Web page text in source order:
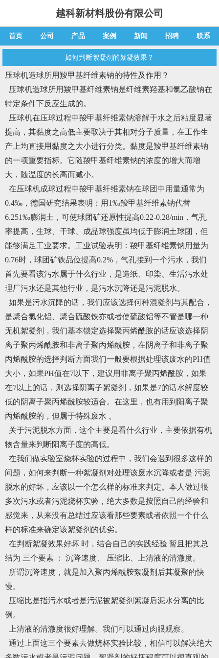
越科新材料股份有限公司
首页 公司 产品 案例 新闻 招聘 联系
如何判断絮凝剂的絮凝效果？
压球机造球所用羧甲基纤维素钠的特性及作用？
压球机造球所用羧甲基纤维素钠是纤维素羟基和氯乙酸钠在
特定条件下反应生成的。
压球机在压球过程中羧甲基纤维素钠溶解于水之后粘度显著
提高，其黏度之高低主要取决于其相对分子质量，在工作生
产上均直接用黏度之大小进行分类。黏度是羧甲基纤维素钠
的一项重要指标。它随羧甲基纤维素钠的浓度的增大而增
大，随温度的长高而减小。
在压球机成球过程中羧甲基纤维素钠在球团中用量通常为
0.4‰，德国研究结果表明：用1‰羧甲基纤维素钠代替
6.251‰膨润土，可使球团矿还原性提高0.22-0.28/min，气孔
率提高，生球、干球、成品球强度虽均低于膨润土球团，但
能够满足工业要求。工业试验表明：羧甲基纤维素钠用量为
0.76时，球团矿铁品位提高0.2%，气孔接到一个污水，我们
首先要看该污水属于什么行业，是造纸、印染、生活污水处
理厂污水还是其他行业，是污水沉降还是污泥脱水。
如果是污水沉降的话，我们应该选择何种混凝剂与其配合，
是聚合氯化铝、聚合硫酸铁亦或者使硫酸铝等不管是哪一种
无机絮凝剂，我们基本锁定选择聚丙烯酰胺的话应该选择阴
离子聚丙烯酰胺和非离子聚丙烯酰胺，在阴离子和非离子聚
丙烯酰胺的选择判断方面我们一般要根据处理该废水的PH值
大小，如果PH值在7以下，建议用非离子聚丙烯酰胺，如果
在7以上的话，则选择阴离子絮凝剂，如果是7的话水解度较
低的阴离子聚丙烯酰胺较适合。在这里，也有用到阳离子聚
丙烯酰胺的，但属于特殊废水 。
关于污泥脱水方面，这个主要是看什么行业，主要依据有机
物含量来判断阳离子度的高低。
在我们做实验室烧杯实验的过程中，我们会遇到很多这样的
问题，如何来判断一种絮凝剂对处理该废水沉降或者是 污泥
脱水的好坏，应该以一个怎么样的标准来判定。本人做过很
多次污水或者污泥烧杯实验，绝大多数是按照自己的经验和
感觉来，从来没有总结过应该看那些要素或者依照一个什么
样的标准来确定该絮凝剂的优劣。
在判断絮凝效果好坏 时，结合自己的实践经验 暂且把其总
结为 三个要素 ： 沉降速度、 压缩比、上清液的清澈度。
所谓沉降速度，就是加入聚丙烯酰胺絮凝剂后其凝聚的快
慢。
压缩比是指污水或者是污泥被絮凝剂絮凝后泥水分离的比
例。
上清液的清澈度很好理解。我们可以通过肉眼观察。
通过上面这三个要素去做烧杯实验比较，相信可以解决绝大